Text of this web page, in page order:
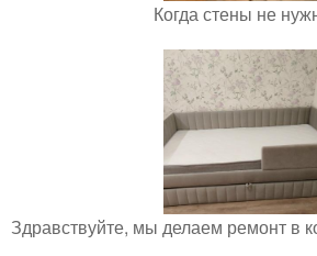
Когда стены не
Здравствуйте, мы делаем ремонт в